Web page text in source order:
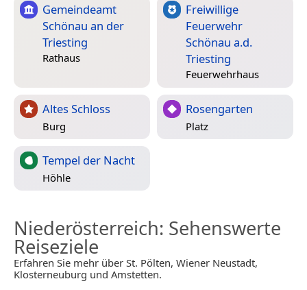
Gemeindeamt
Schönau an der
Triesting
Rathaus
Freiwillige
Feuerwehr
Schönau a.d.
Triesting
Feuerwehrhaus
Altes Schloss
Burg
Rosengarten
Platz
Tempel der Nacht
Höhle
Niederösterreich: Sehenswerte
Reiseziele
Erfahren Sie mehr über St. Pölten, Wiener Neustadt,
Klosterneuburg und Amstetten.